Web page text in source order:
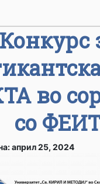
Конкурс
во
со
април 25, 2024